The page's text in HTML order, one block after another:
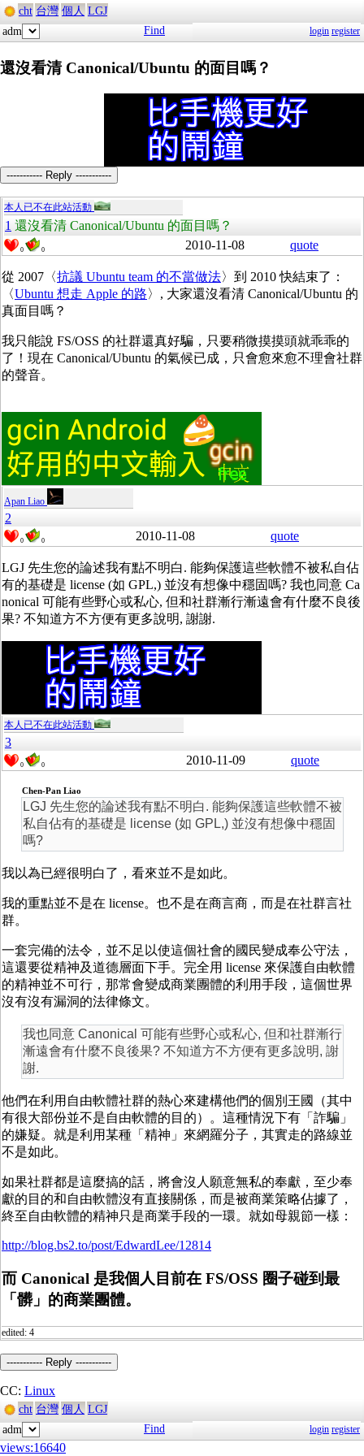
cht 台灣 個人 LGJ
adm
Find login register
還沒看清 Canonical/Ubuntu 的面目嗎？
----------- Reply -----------
本人已不在此站活動
1 還沒看清 Canonical/Ubuntu 的面目嗎？
0 0 2010-11-08 quote
從 2007〈抗議 Ubuntu team 的不當做法〉到 2010 快結束了：
〈Ubuntu 想走 Apple 的路〉, 大家還沒看清 Canonical/Ubuntu 的
真面目嗎？
我只能說 FS/OSS 的社群還真好騙，只要稍微摸摸頭就乖乖的
了！現在 Canonical/Ubuntu 的氣候已成，只會愈來愈不理會社群
的聲音。
Apan Liao
2
0 0 2010-11-08 quote
LGJ 先生您的論述我有點不明白. 能夠保護這些軟體不被私自佔
有的基礎是 license (如 GPL,) 並沒有想像中穩固嗎? 我也同意 Ca
nonical 可能有些野心或私心, 但和社群漸行漸遠會有什麼不良後
果? 不知道方不方便有更多說明, 謝謝.
本人已不在此站活動
3
0 0 2010-11-09 quote
Chen-Pan Liao
LGJ 先生您的論述我有點不明白. 能夠保護這些軟體不被
私自佔有的基礎是 license (如 GPL,) 並沒有想像中穩固
嗎?
我以為已經很明白了，看來並不是如此。
我的重點並不是在 license。也不是在商言商，而是在社群言社
群。
一套完備的法令，並不足以使這個社會的國民變成奉公守法，
這還要從精神及道德層面下手。完全用 license 來保護自由軟體
的精神並不可行，那常會變成商業團體的利用手段，這個世界
沒有沒有漏洞的法律條文。
我也同意 Canonical 可能有些野心或私心, 但和社群漸行
漸遠會有什麼不良後果? 不知道方不方便有更多說明, 謝
謝.
他們在利用自由軟體社群的熱心來建構他們的個別王國（其中
有很大部份並不是自由軟體的目的）。這種情況下有「詐騙」
的嫌疑。就是利用某種「精神」來網羅分子，其實走的路線並
不是如此。
如果社群都是這麼搞的話，將會沒人願意無私的奉獻，至少奉
獻的目的和自由軟體沒有直接關係，而是被商業策略佔據了，
終至自由軟體的精神只是商業手段的一環。就如母親節一樣：
http://blog.bs2.to/post/EdwardLee/12814
而 Canonical 是我個人目前在 FS/OSS 圈子碰到最
「髒」的商業團體。
edited: 4
----------- Reply -----------
CC: Linux
cht 台灣 個人 LGJ
adm
Find login register
views:16640